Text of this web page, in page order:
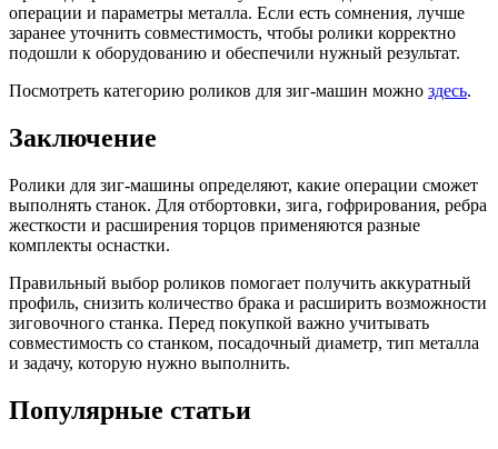
операции и параметры металла. Если есть сомнения, лучше
заранее уточнить совместимость, чтобы ролики корректно
подошли к оборудованию и обеспечили нужный результат.
Посмотреть категорию роликов для зиг-машин можно здесь.
Заключение
Ролики для зиг-машины определяют, какие операции сможет
выполнять станок. Для отбортовки, зига, гофрирования, ребра
жесткости и расширения торцов применяются разные
комплекты оснастки.
Правильный выбор роликов помогает получить аккуратный
профиль, снизить количество брака и расширить возможности
зиговочного станка. Перед покупкой важно учитывать
совместимость со станком, посадочный диаметр, тип металла
и задачу, которую нужно выполнить.
Популярные статьи